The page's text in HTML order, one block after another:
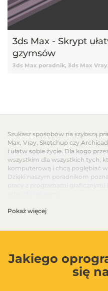
3ds Max - Skrypt
gzymsów
Szukasz sposobów na szybszą
Max, Vray, Sketchup czy
i ułatw sobie życie. Dla kogo
wszystkim dla wszystkich tych,
komputerową i chcą pogłębiać
Dzięki naszym poradnikom
Pokaż więcej
Jakiego
się